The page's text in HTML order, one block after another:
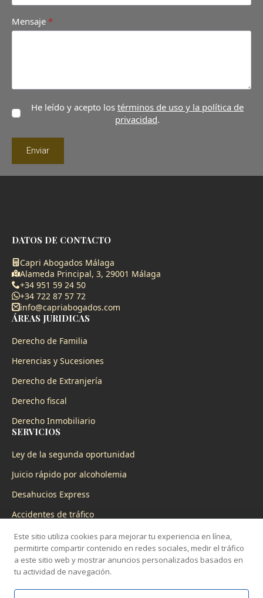
Mensaje *
He leído y acepto los términos de uso y la política de
privacidad.
Enviar
DATOS DE CONTACTO
Capri Abogados Málaga
Alameda Principal, 3, 29001 Málaga
+34 951 59 24 50
+34 722 87 57 72
info@capriabogados.com
ÁREAS JURIDICAS
Derecho de Familia
Herencias y Sucesiones
Derecho de Extranjería
Derecho fiscal
Derecho Inmobiliario
SERVICIOS
Ley de la segunda oportunidad
Juicio rápido por alcoholemia
Desahucios Express
Accidentes de tráfico
Servicio 24 horas
Este sitio utiliza cookies para mejorar tu experiencia en línea,
permitirte compartir contenido en redes sociales, medir el tráfico
a este sitio web y mostrar anuncios personalizados basados en
tu actividad de navegación.